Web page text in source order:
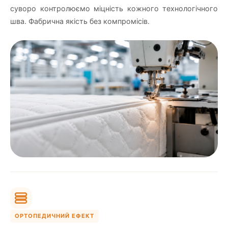
суворо контролюємо міцність кожного технологічного
шва. Фабрична якість без компромісів.
ОРТОПЕДИЧНИЙ ЕФЕКТ